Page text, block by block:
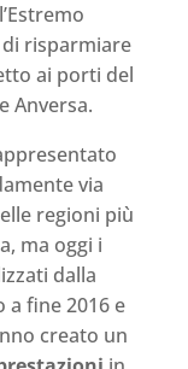
di risparmiare
ai porti del
Anversa.
via
regioni più
ma oggi i
dalla
fine 2016 e
creato un